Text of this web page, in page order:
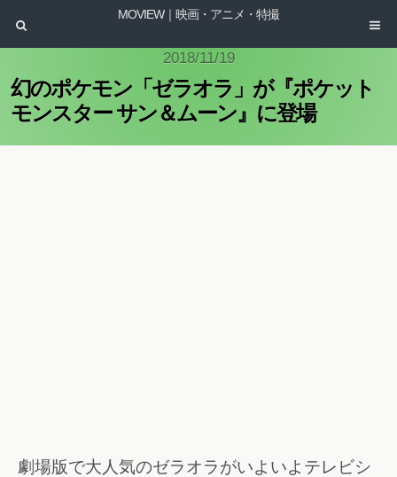
MOVIEW｜映画・アニメ・特撮
2018/11/19
幻のポケモン「ゼラオラ」が『ポケット
モンスター サン＆ムーン』に登場
劇場版で大人気のゼラオラがいよいよテレビシ